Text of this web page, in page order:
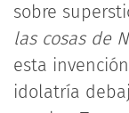
sobre
las cosas de
esta
idolatría